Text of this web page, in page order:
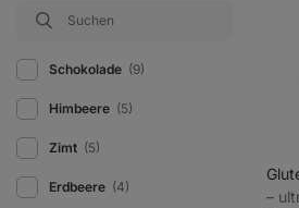
Schokolade (9)
Himbeere (5)
Zimt (5)
Erdbeere (4)
⁠–⁠